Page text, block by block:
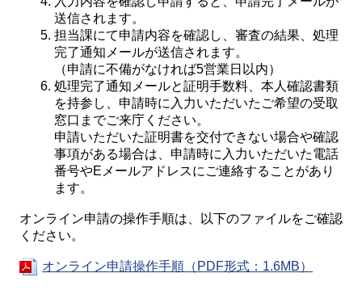
送信されます。
担当課にて申請内容を確認し、審査の結果、処理
完了通知メールが送信されます。
（申請に不備がなければ5営業日以内）
処理完了通知メールと証明手数料、本人確認書類
を持参し、申請時に入力いただいたご希望の受取
窓口までご来庁ください。
申請いただいた証明書を交付できない場合や確認
事項がある場合は、申請時に入力いただいた電話
番号やEメールアドレスにご連絡することがあり
ます。
オンライン申請の操作手順は、以下のファイルをご確認
ください。
オンライン申請操作手順（PDF形式：1.6MB）